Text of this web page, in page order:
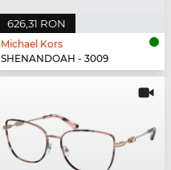
626,31 RON
Michael Kors
SHENANDOAH - 3009